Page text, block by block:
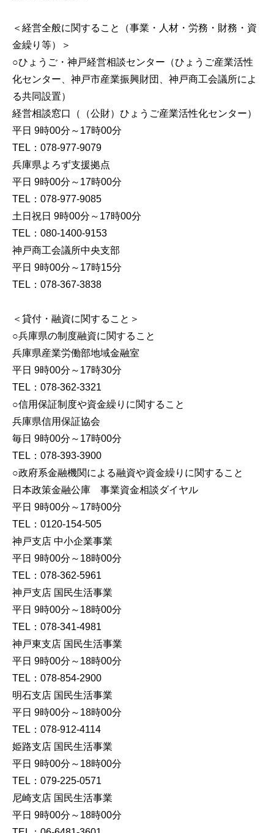
＜経営全般に関すること（事業・人材・労務・財務・資
金繰り等）＞
○ひょうご・神戸経営相談センター（ひょうご産業活性
化センター、神戸市産業振興財団、神戸商工会議所によ
る共同設置）
経営相談窓口（（公財）ひょうご産業活性化センター）
平日 9時00分～17時00分
TEL：078-977-9079
兵庫県よろず支援拠点
平日 9時00分～17時00分
TEL：078-977-9085
土日祝日 9時00分～17時00分
TEL：080-1400-9153
神戸商工会議所中央支部
平日 9時00分～17時15分
TEL：078-367-3838
＜貸付・融資に関すること＞
○兵庫県の制度融資に関すること
兵庫県産業労働部地域金融室
平日 9時00分～17時30分
TEL：078-362-3321
○信用保証制度や資金繰りに関すること
兵庫県信用保証協会
毎日 9時00分～17時00分
TEL：078-393-3900
○政府系金融機関による融資や資金繰りに関すること
日本政策金融公庫 事業資金相談ダイヤル
平日 9時00分～17時00分
TEL：0120-154-505
神戸支店 中小企業事業
平日 9時00分～18時00分
TEL：078-362-5961
神戸支店 国民生活事業
平日 9時00分～18時00分
TEL：078-341-4981
神戸東支店 国民生活事業
平日 9時00分～18時00分
TEL：078-854-2900
明石支店 国民生活事業
平日 9時00分～18時00分
TEL：078-912-4114
姫路支店 国民生活事業
平日 9時00分～18時00分
TEL：079-225-0571
尼崎支店 国民生活事業
平日 9時00分～18時00分